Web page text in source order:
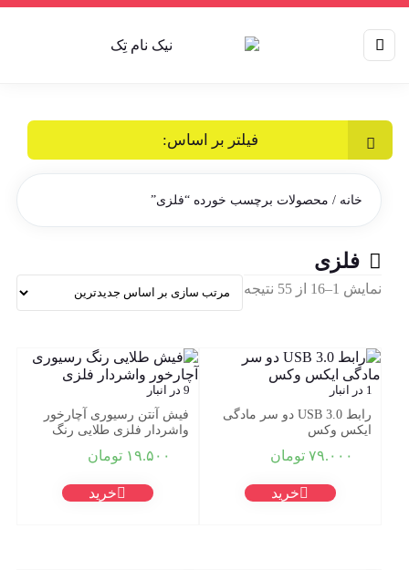
فیلتر بر اساس:
خانه / محصولات برچسب خورده “فلزی”
فلزی
نمایش 1–16 از 55 نتیجه
1 در انبار
رابط USB 3.0 دو سر مادگی
ایکس وکس
۷۹.۰۰۰ تومان
خرید
9 در انبار
فیش آنتن رسیوری آچارخور
واشردار فلزی طلایی رنگ
۱۹.۵۰۰ تومان
خرید